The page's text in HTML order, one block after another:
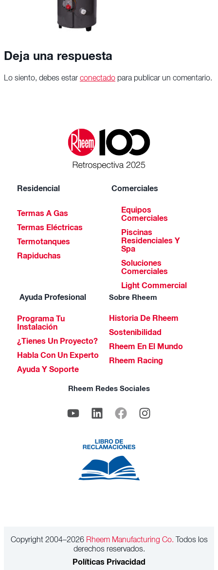
Deja una respuesta
Lo siento, debes estar conectado para publicar un comentario.
Residencial
Termas A Gas
Termas Eléctricas
Termotanques
Rapiduchas
Comerciales
Equipos
Comerciales
Piscinas
Residenciales Y
Spa
Soluciones
Comerciales
Light Commercial
Ayuda Profesional
Programa Tu
Instalación
¿Tienes Un Proyecto?
Habla Con Un Experto
Ayuda Y Soporte
Sobre Rheem
Historia De Rheem
Sostenibilidad
Rheem En El Mundo
Rheem Racing
Rheem Redes Sociales
Copyright 2004–2026Rheem Manufacturing Co. Todos los
derechos reservados.
Políticas Privacidad